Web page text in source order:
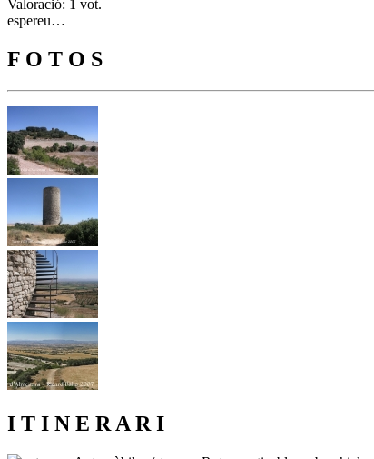
Valoració: 1 vot.
espereu…
F O T O S
I T I N E R A R I